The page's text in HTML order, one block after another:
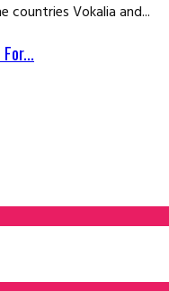
Vokalia and...